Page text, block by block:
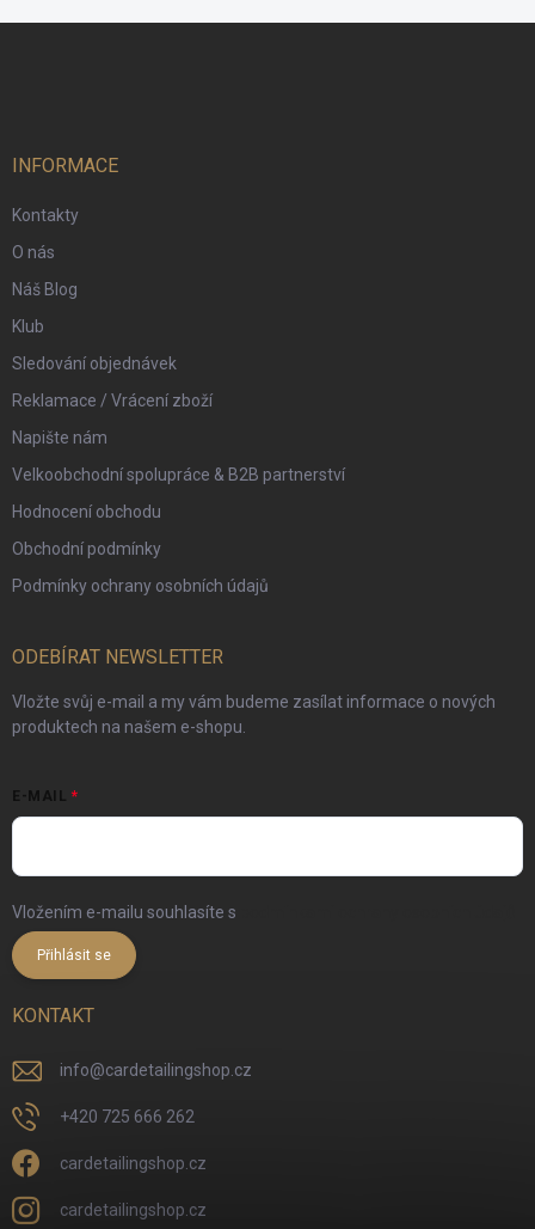
INFORMACE
Kontakty
O nás
Náš Blog
Klub
Sledování objednávek
Reklamace / Vrácení zboží
Napište nám
Velkoobchodní spolupráce & B2B partnerství
Hodnocení obchodu
Obchodní podmínky
Podmínky ochrany osobních údajů
ODEBÍRAT NEWSLETTER
Vložte svůj e-mail a my vám budeme zasílat informace o nových
produktech na našem e-shopu.
E-MAIL
Vložením e-mailu souhlasíte s
Přihlásit se
KONTAKT
info@cardetailingshop.cz
+420 725 666 262
cardetailingshop.cz
cardetailingshop.cz